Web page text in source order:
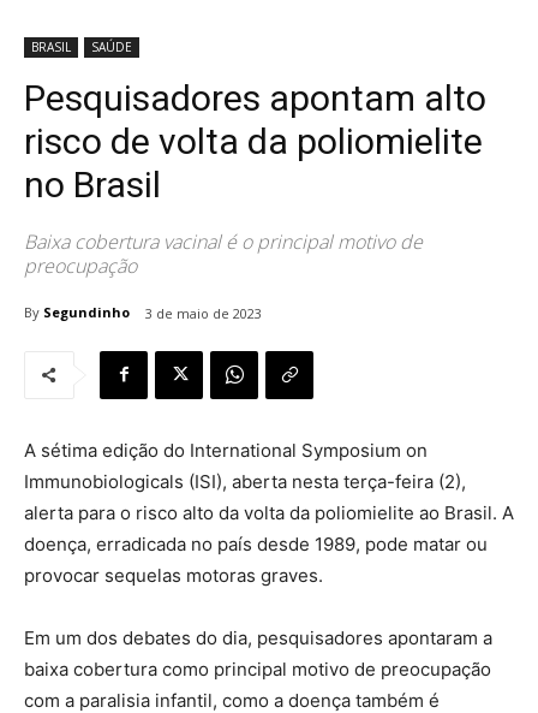
BRASIL SAÚDE
Pesquisadores apontam alto
risco de volta da poliomielite
no Brasil
Baixa cobertura vacinal é o principal motivo de
preocupação
By Segundinho 3 de maio de 2023
A sétima edição do International Symposium on
Immunobiologicals (ISI), aberta nesta terça-feira (2),
alerta para o risco alto da volta da poliomielite ao Brasil. A
doença, erradicada no país desde 1989, pode matar ou
provocar sequelas motoras graves.
Em um dos debates do dia, pesquisadores apontaram a
baixa cobertura como principal motivo de preocupação
com a paralisia infantil, como a doença também é